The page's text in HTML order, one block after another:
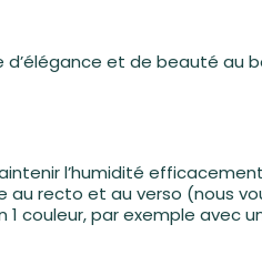
et de beauté au
l’humidité
recto et au verso (nous
couleur, par exemple avec